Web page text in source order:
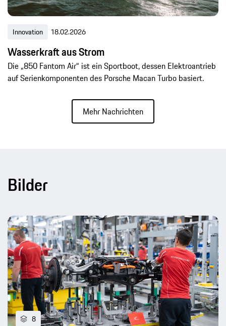
Innovation 18.02.2026
Wasserkraft aus Strom
Die „850 Fantom Air“ ist ein Sportboot, dessen Elektroantrieb
auf Serienkomponenten des Porsche Macan Turbo basiert.
Mehr Nachrichten
Bilder
8